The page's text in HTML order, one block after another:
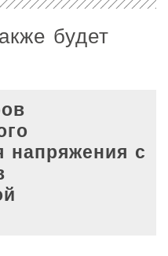
будет
напряжения с